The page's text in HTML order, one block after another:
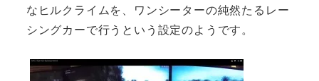
なヒルクライムを、ワンシーターの純然たるレー
シングカーで行うという設定のようです。